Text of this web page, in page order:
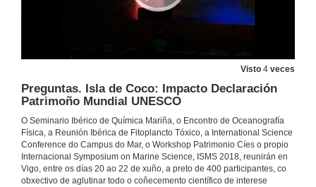
Visto 4 veces
Preguntas. Isla de Coco: Impacto Declaración
Patrimoño Mundial UNESCO
O Seminario Ibérico de Química Mariña, o Encontro de Oceanografía
Física, a Reunión Ibérica de Fitoplancto Tóxico, a International Science
Conference do Campus do Mar, o Workshop Patrimonio Cíes o propio
Internacional Symposium on Marine Science, ISMS 2018, reunirán en
Vigo, entre os días 20 ao 22 de xuño, a preto de 400 participantes, co
obxectivo de aglutinar todo o coñecemento científico de interese
20 de xuño de 2018
Presentación de Aida Alvera Azcarate
21 de xuño de 2018